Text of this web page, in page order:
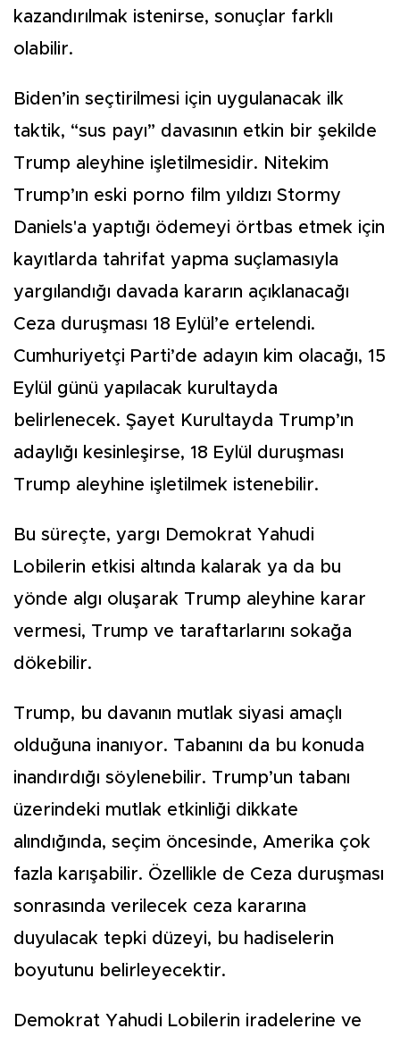
kazandırılmak istenirse, sonuçlar farklı
olabilir.
Biden’in seçtirilmesi için uygulanacak ilk
taktik, “sus payı” davasının etkin bir şekilde
Trump aleyhine işletilmesidir. Nitekim
Trump’ın eski porno film yıldızı Stormy
Daniels'a yaptığı ödemeyi örtbas etmek için
kayıtlarda tahrifat yapma suçlamasıyla
yargılandığı davada kararın açıklanacağı
Ceza duruşması 18 Eylül’e ertelendi.
Cumhuriyetçi Parti’de adayın kim olacağı, 15
Eylül günü yapılacak kurultayda
belirlenecek. Şayet Kurultayda Trump’ın
adaylığı kesinleşirse, 18 Eylül duruşması
Trump aleyhine işletilmek istenebilir.
Bu süreçte, yargı Demokrat Yahudi
Lobilerin etkisi altında kalarak ya da bu
yönde algı oluşarak Trump aleyhine karar
vermesi, Trump ve taraftarlarını sokağa
dökebilir.
Trump, bu davanın mutlak siyasi amaçlı
olduğuna inanıyor. Tabanını da bu konuda
inandırdığı söylenebilir. Trump’un tabanı
üzerindeki mutlak etkinliği dikkate
alındığında, seçim öncesinde, Amerika çok
fazla karışabilir. Özellikle de Ceza duruşması
sonrasında verilecek ceza kararına
duyulacak tepki düzeyi, bu hadiselerin
boyutunu belirleyecektir.
Demokrat Yahudi Lobilerin iradelerine ve